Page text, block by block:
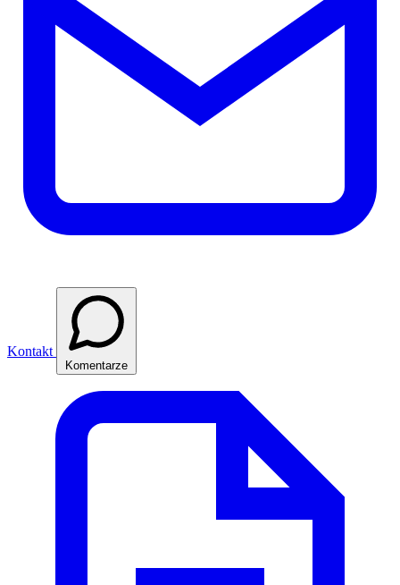
Kontakt
Komentarze